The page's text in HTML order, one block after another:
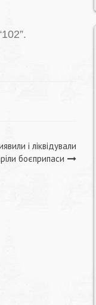
і ліквідували
боєприпаси